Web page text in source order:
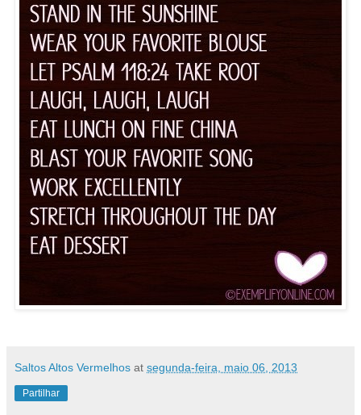
Saltos Altos Vermelhos at segunda-feira, maio 06, 2013
Partilhar